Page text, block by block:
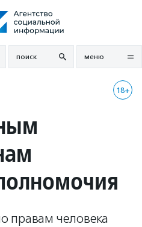
поиск меню
18+
правам человека